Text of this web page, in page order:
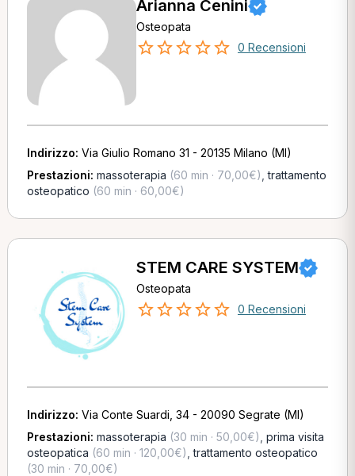
Arianna Cenini
Osteopata
0 Recensioni
Indirizzo: Via Giulio Romano 31 - 20135 Milano (MI)
Prestazioni: massoterapia (60 min · 70,00€) ,trattamento
osteopatico (60 min · 60,00€)
STEM CARE SYSTEM
Osteopata
0 Recensioni
Indirizzo: Via Conte Suardi, 34 - 20090 Segrate (MI)
Prestazioni: massoterapia (30 min · 50,00€) prima visita
osteopatica (60 min · 120,00€) ,trattamento osteopatico
(30 min · 70,00€)